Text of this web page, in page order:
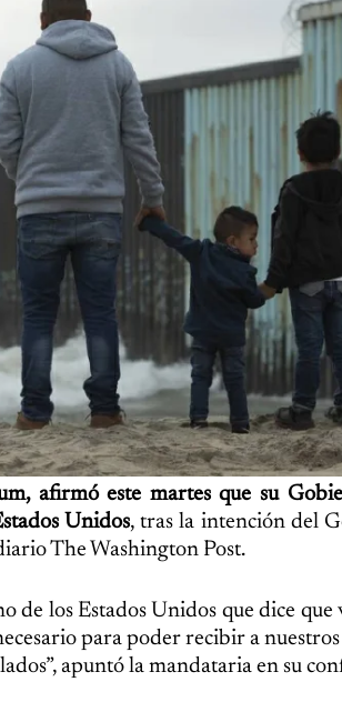
afirmó este martes que su
Unidos, tras la intención del
The Washington Post.
de los Estados Unidos que dice
para poder recibir a
apuntó la mandataria en su